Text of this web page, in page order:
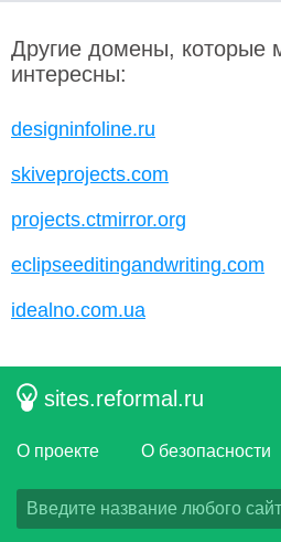
Другие домены, которые
интересны:
designinfoline.ru
skiveprojects.com
projects.ctmirror.org
eclipseeditingandwriting.com
idealno.com.ua
sites.reformal.ru
О проекте О безопасности